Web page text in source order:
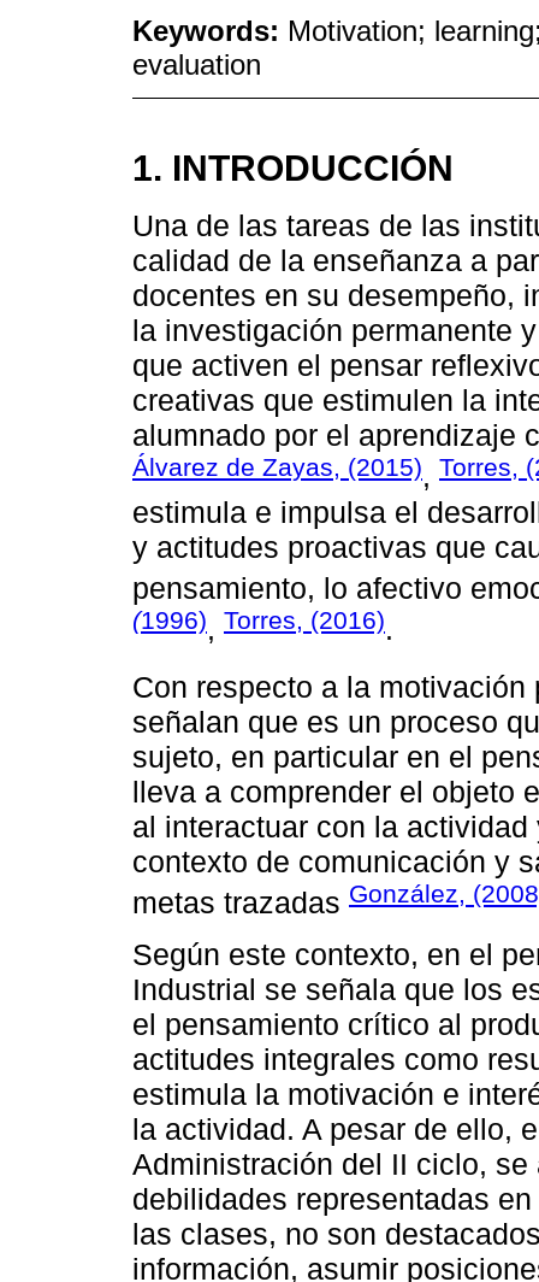
Keywords: Motivation;
evaluation
1. INTRODUCCIÓN
Una de las tareas de las
calidad de la enseñanza a
docentes en su desempeño,
la investigación permanente
que activen el pensar
creativas que estimulen la
alumnado por el aprendizaje
Álvarez de Zayas, (2015), Torres,
estimula e impulsa el
y actitudes proactivas que
pensamiento, lo afectivo
(1996), Torres, (2016).
Con respecto a la
señalan que es un proceso
sujeto, en particular en el
lleva a comprender el objeto
al interactuar con la
contexto de comunicación y
metas trazadas González,
Según este contexto, en el
Industrial se señala que los
el pensamiento crítico al
actitudes integrales como
estimula la motivación e
la actividad. A pesar de ello,
Administración del II ciclo,
debilidades representadas
las clases, no son
información, asumir